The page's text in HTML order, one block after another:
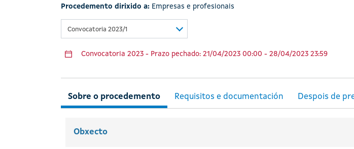
Procedemento dirixido a: Empresas e profesionais
Convocatoria 2023/1
Convocatoria 2023 - Prazo pechado: 21/04/2023 00:00 - 28/04/2023 23:59
Sobre o procedemento
Obxecto